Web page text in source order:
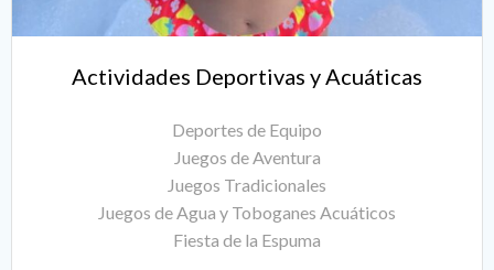
Actividades Deportivas y Acuáticas
Deportes de Equipo
Juegos de Aventura
Juegos Tradicionales
Juegos de Agua y Toboganes Acuáticos
Fiesta de la Espuma